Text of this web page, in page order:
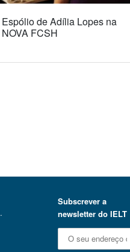
Espólio de Adília Lopes na
NOVA FCSH
Subscrever a
newsletter do IELT